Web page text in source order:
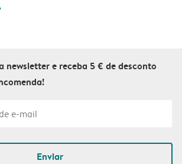
pagination
newsletter e receba 5 € de desconto
Enviar